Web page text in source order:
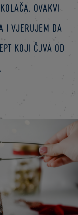
Ovakvi
i vjerujem da
koji čuva od